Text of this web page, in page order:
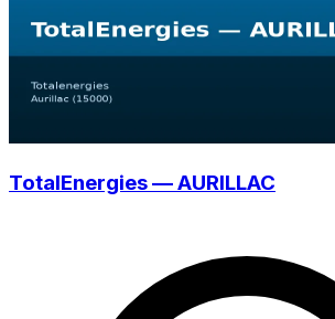
TotalEnergies — AURILLAC